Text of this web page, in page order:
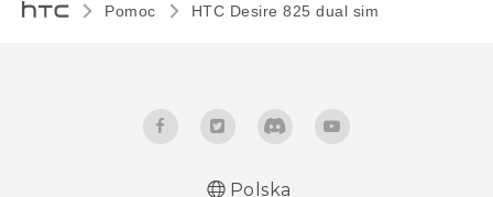
Pomoc HTC Desire 825 dual sim‎
Polska